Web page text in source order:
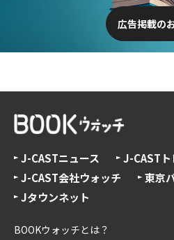
広告掲載の
J-CASTニュース
J-CASTト
J-CAST会社ウォッチ
東京
Jタウンネット
BOOKウォッチとは？